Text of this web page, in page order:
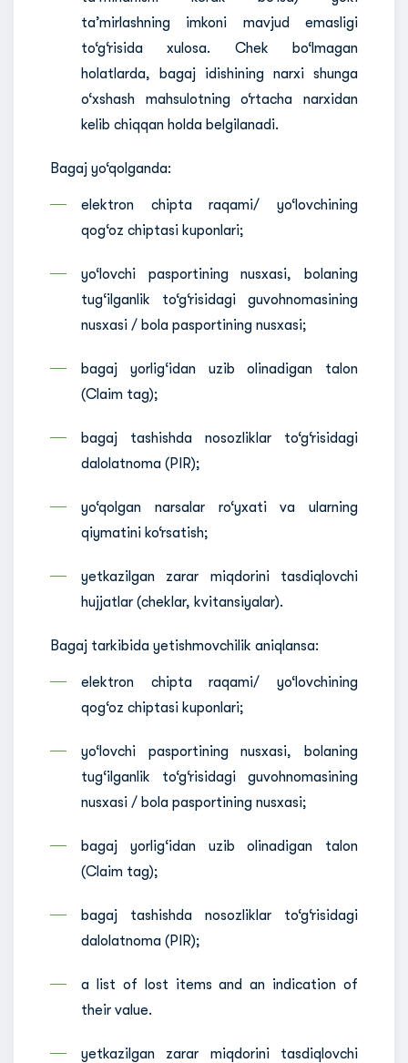
ta’mirlashning imkoni mavjud emasligi
to‘g‘risida xulosa. Chek bo‘lmagan
holatlarda, bagaj idishining narxi shunga
o‘xshash mahsulotning o‘rtacha narxidan
kelib chiqqan holda belgilanadi.
Bagaj yo‘qolganda:
elektron chipta raqami/ yo‘lovchining
qog‘oz chiptasi kuponlari;
yo‘lovchi pasportining nusxasi, bolaning
tug‘ilganlik to‘g‘risidagi guvohnomasining
nusxasi / bola pasportining nusxasi;
bagaj yorlig‘idan uzib olinadigan talon
(Claim tag);
bagaj tashishda nosozliklar to‘g‘risidagi
dalolatnoma (PIR);
yo‘qolgan narsalar ro‘yxati va ularning
qiymatini ko‘rsatish;
yetkazilgan zarar miqdorini tasdiqlovchi
hujjatlar (cheklar, kvitansiyalar).
Bagaj tarkibida yetishmovchilik aniqlansa:
elektron chipta raqami/ yo‘lovchining
qog‘oz chiptasi kuponlari;
yo‘lovchi pasportining nusxasi, bolaning
tug‘ilganlik to‘g‘risidagi guvohnomasining
nusxasi / bola pasportining nusxasi;
bagaj yorlig‘idan uzib olinadigan talon
(Claim tag);
bagaj tashishda nosozliklar to‘g‘risidagi
dalolatnoma (PIR);
a list of lost items and an indication of
their value.
yetkazilgan zarar miqdorini tasdiqlovchi